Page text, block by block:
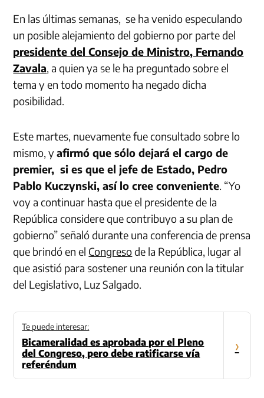
En las últimas semanas, se ha venido especulando
un posible alejamiento del gobierno por parte del
presidente del Consejo de Ministro, Fernando
Zavala, a quien ya se le ha preguntado sobre el
tema y en todo momento ha negado dicha
posibilidad.
Este martes, nuevamente fue consultado sobre lo
mismo, yafirmó que sólo dejará el cargo de
premier, si es que el jefe de Estado, Pedro
Pablo Kuczynski, así lo cree conveniente. “Yo
voy a continuar hasta que el presidente de la
República considere que contribuyo a su plan de
gobierno” señaló durante una conferencia de prensa
que brindó en el Congresode la República, lugar al
que asistió para sostener una reunión con la titular
del Legislativo, Luz Salgado.
Te puede interesar:
Bicameralidad es aprobada por el Pleno
del Congreso, pero debe ratificarse vía
referéndum
›